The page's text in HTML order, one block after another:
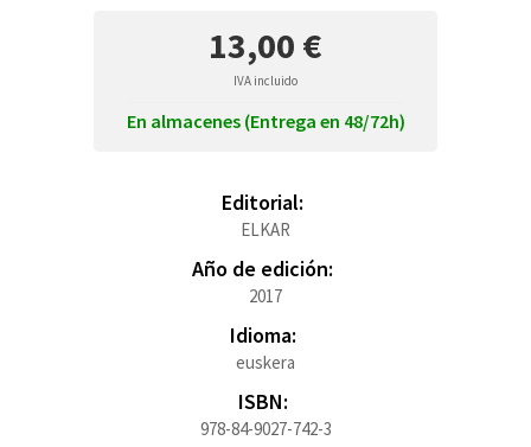
13,00 €
IVA incluido
En almacenes (Entrega en 48/72h)
Editorial:
ELKAR
Año de edición:
2017
Idioma:
euskera
ISBN:
978-84-9027-742-3